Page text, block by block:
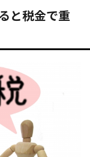
と税金で重